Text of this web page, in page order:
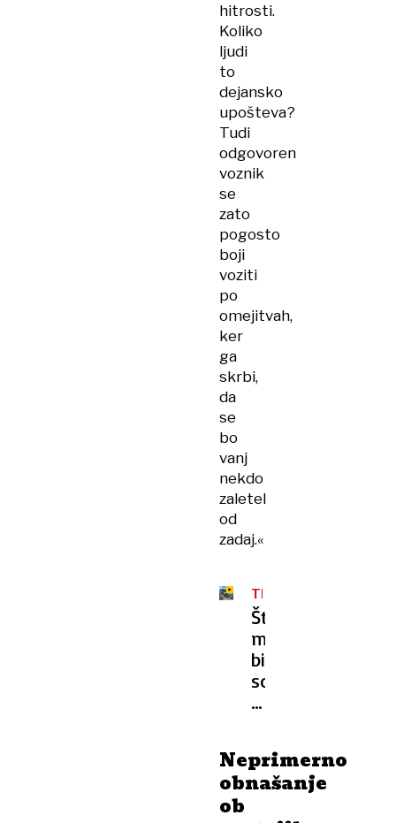
hitrosti.
Koliko
ljudi
to
dejansko
upošteva?
Tudi
odgovoren
voznik
se
zato
pogosto
boji
voziti
po
omejitvah,
ker
ga
skrbi,
da
se
bo
vanj
nekdo
zaletel
od
zadaj.«
TRAGEDIJA
Štirje
mrtvi:
bili
so
na
Slovenijo,
ko
Neprimerno
obnašanje
ob